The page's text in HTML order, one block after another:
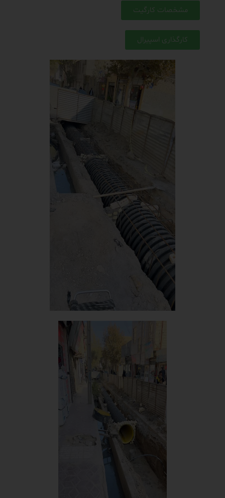
مشخصات کارگیت
کارگذاری اسپیرال